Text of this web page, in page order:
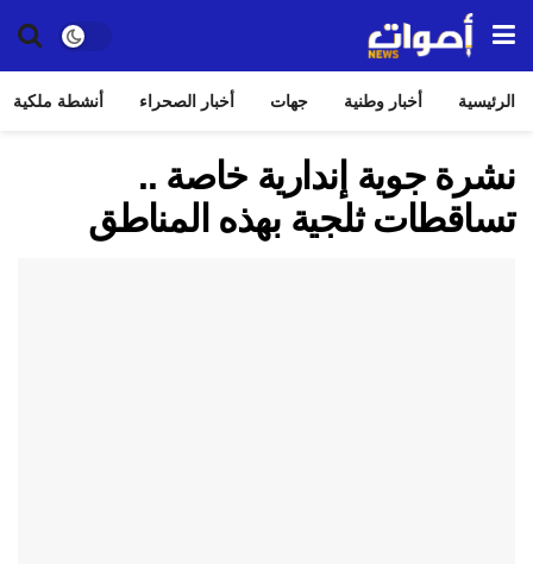
الرئيسية أخبار وطنية جهات أخبار الصحراء أنشطة ملكية
نشرة جوية إندارية خاصة ..
تساقطات ثلجية بهذه المناطق